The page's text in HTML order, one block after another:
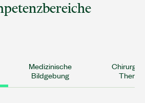
Medizinische
Bildgebung
Chirurgie